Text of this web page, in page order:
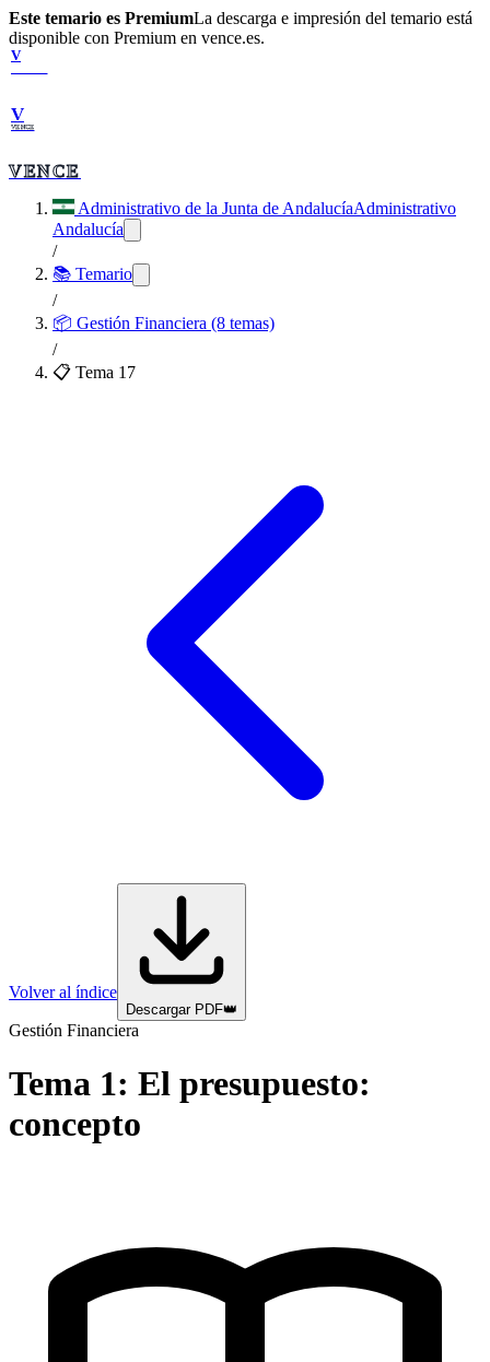
Este temario es PremiumLa descarga e impresión del temario está
disponible con Premium en vence.es.
V
V
VENCE
VENCE
Administrativo de la Junta de AndalucíaAdministrativo
Andalucía
/
📚 Temario
/
📦 Gestión Financiera (8 temas)
/
📋 Tema 17
Volver al índice
Descargar PDF👑
Gestión Financiera
Tema 1: El presupuesto:
concepto